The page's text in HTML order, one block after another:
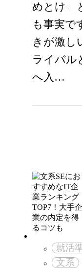
めとけ」
も事実で
きが激し
ライバル
へ入…
就活
文系